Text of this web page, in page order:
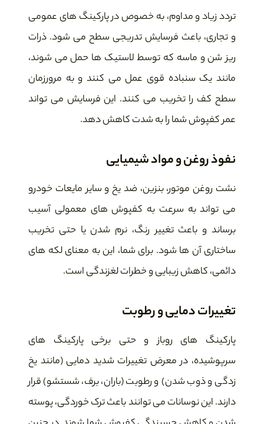
تردد زیاد و مداوم، به خصوص در پارکینگ های عمومی
و تجاری، باعث فرسایش تدریجی سطح می شود. ذرات
ریز شن و ماسه که توسط لاستیک ها حمل می شوند،
مانند یک سنباده قوی عمل می کنند و به مرورزمان
سطح کف را تخریب می کنند. این فرسایش می تواند
عمر کفپوش شما را به شدت کاهش دهد.
نفوذ روغن و مواد شیمیایی
نشت روغن موتور، بنزین، ضد یخ و سایر مایعات خودرو
می تواند به سرعت به کفپوش های معمولی آسیب
برساند و باعث تغییر رنگ، نرم شدن یا حتی تخریب
ساختاری آن ها شود. برای شما، این به معنای لکه های
دائمی، کاهش زیبایی و خطرات لغزندگی است.
تغییرات دمایی و رطوبت
پارکینگ های روباز و حتی برخی پارکینگ های
سرپوشیده، در معرض تغییرات شدید دمایی (مانند یخ
زدگی و ذوب شدن) و رطوبت (باران، برف، شستشو) قرار
دارند. این نوسانات می توانند باعث ترک خوردگی، پوسته